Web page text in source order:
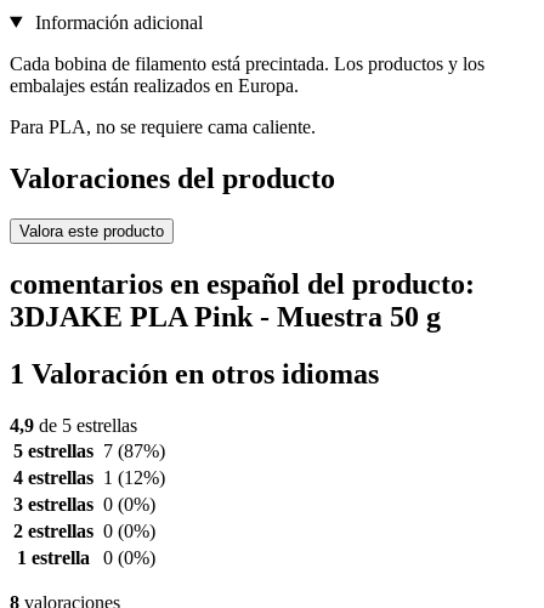
Información adicional
Cada bobina de filamento está precintada. Los productos y los
embalajes están realizados en Europa.
Para PLA, no se requiere cama caliente.
Valoraciones del producto
Valora este producto
comentarios en español del producto:
3DJAKE PLA Pink - Muestra 50 g
1 Valoración en otros idiomas
4,9 de 5 estrellas
5 estrellas 7 (87%)
4 estrellas 1 (12%)
3 estrellas 0 (0%)
2 estrellas 0 (0%)
1 estrella
0 (0%)
8 valoraciones